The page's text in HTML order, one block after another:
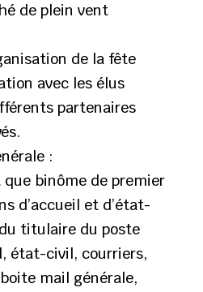
de plein vent
de la fête
avec les élus
partenaires
:
binôme de premier
d’accueil et d’état-
titulaire du poste
état-civil, courriers,
mail générale,